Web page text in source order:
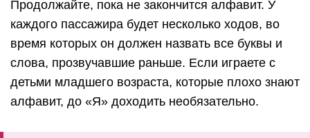
Продолжайте, пока не закончится алфавит. У
каждого пассажира будет несколько ходов, во
время которых он должен назвать все буквы и
слова, прозвучавшие раньше. Если играете с
детьми младшего возраста, которые плохо знают
алфавит, до «Я» доходить необязательно.